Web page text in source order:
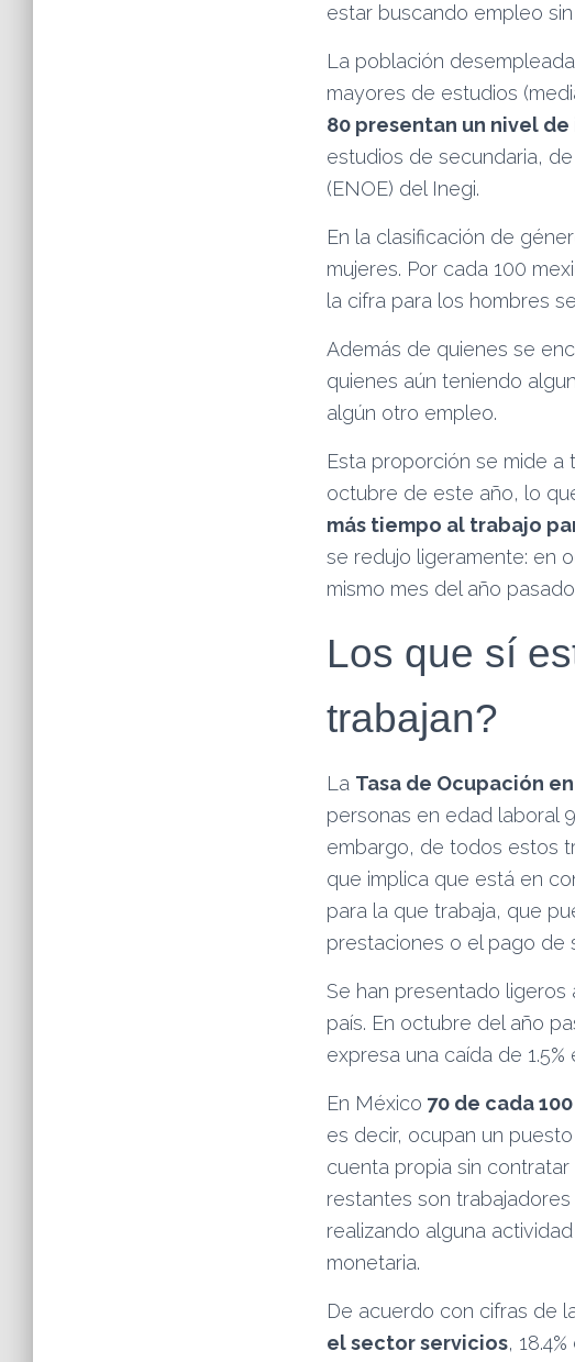
estar buscando empleo
La población
mayores de estudios
80 presentan un nivel
estudios de secundaria,
(ENOE) del Inegi.
En la clasificación de
mujeres. Por cada 100
la cifra para los hombres
Además de quienes se
quienes aún teniendo
algún otro empleo.
Esta proporción se mide a
octubre de este año, lo
más tiempo al trabajo
se redujo ligeramente: en
mismo mes del año
Los que sí
trabajan?
La Tasa de Ocupación
personas en edad laboral
embargo, de todos estos
que implica que está en
para la que trabaja, que
prestaciones o el pago de
Se han presentado ligeros
país. En octubre del año
expresa una caída de
En México 70 de cada
es decir, ocupan un
cuenta propia sin
restantes son
realizando alguna
monetaria.
De acuerdo con cifras de
el sector servicios,